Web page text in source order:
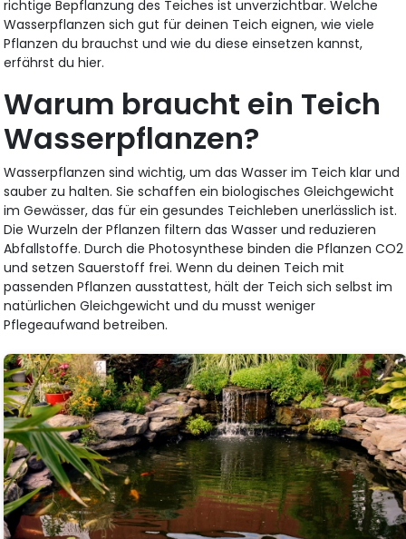
richtige Bepflanzung des Teiches ist unverzichtbar. Welche
Wasserpflanzen sich gut für deinen Teich eignen, wie viele
Pflanzen du brauchst und wie du diese einsetzen kannst,
erfährst du hier.
Warum braucht ein Teich
Wasserpflanzen?
Wasserpflanzen sind wichtig, um das Wasser im Teich klar und
sauber zu halten. Sie schaffen ein biologisches Gleichgewicht
im Gewässer, das für ein gesundes Teichleben unerlässlich ist.
Die Wurzeln der Pflanzen filtern das Wasser und reduzieren
Abfallstoffe. Durch die Photosynthese binden die Pflanzen CO2
und setzen Sauerstoff frei. Wenn du deinen Teich mit
passenden Pflanzen ausstattest, hält der Teich sich selbst im
natürlichen Gleichgewicht und du musst weniger
Pflegeaufwand betreiben.